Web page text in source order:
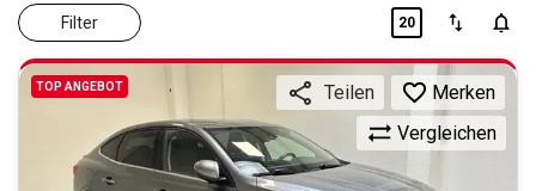
Filter 20
TOP ANGEBOT
Vergleichen
Teilen Merken